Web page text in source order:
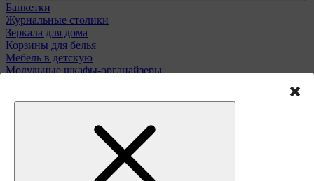
Банкетки
Журнальные столики
Зеркала для дома
Корзины для белья
Мебель в детскую
Модульные шкафы-органайзеры
Туалетные столики